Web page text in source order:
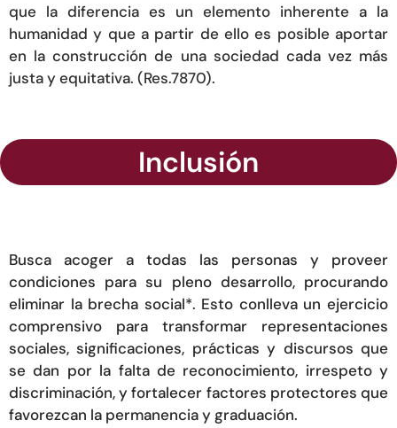
que la diferencia es un elemento inherente a la
humanidad y que a partir de ello es posible aportar
en la construcción de una sociedad cada vez más
justa y equitativa. (Res.7870).
Inclusión
Busca acoger a todas las personas y proveer
condiciones para su pleno desarrollo, procurando
eliminar la brecha social*. Esto conlleva un ejercicio
comprensivo para transformar representaciones
sociales, significaciones, prácticas y discursos que
se dan por la falta de reconocimiento, irrespeto y
discriminación, y fortalecer factores protectores que
favorezcan la permanencia y graduación.